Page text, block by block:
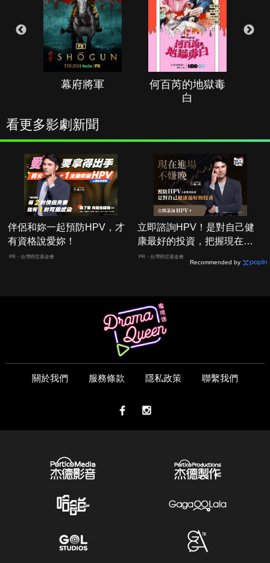
幕府將軍
何百芮的地獄毒
白
看更多影劇新聞
伴侶和妳一起預防HPV，才
有資格說愛妳！
PR・台灣癌症基金會
立即諮詢HPV！是對自己健
康最好的投資，把握現在不
嫌晚！
PR・台灣癌症基金會
Recommended by
關於我們 服務條款 隱私政策 聯繫我們